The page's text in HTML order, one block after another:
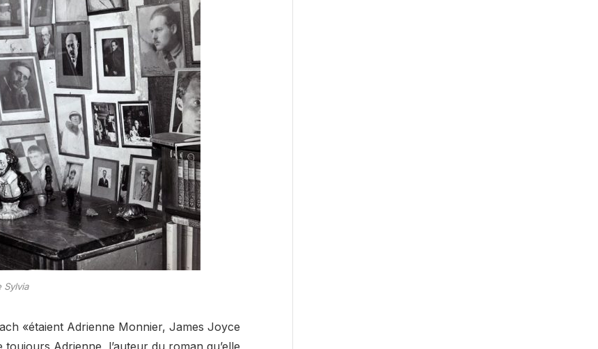
Sylvia
«étaient Adrienne Monnier, James Joyce
Adrienne, l’auteur du roman qu’elle